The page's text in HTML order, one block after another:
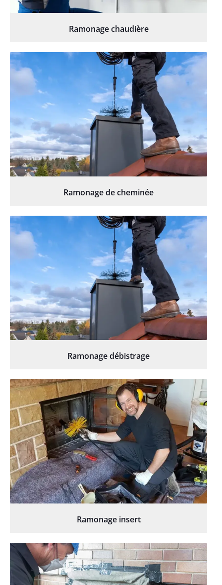
Ramonage chaudière
Ramonage de cheminée
Ramonage débistrage
Ramonage insert